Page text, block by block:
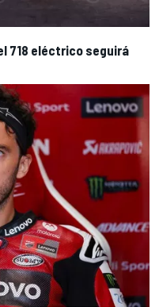
718 eléctrico seguirá